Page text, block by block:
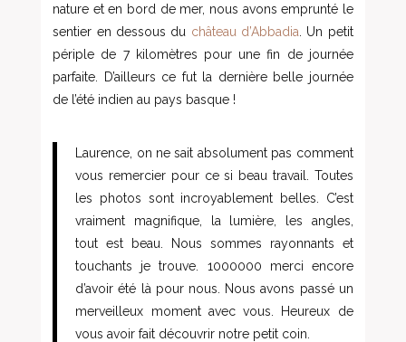
nature et en bord de mer, nous avons emprunté le
sentier en dessous du château d’Abbadia . Un petit
périple de 7 kilomètres pour une fin de journée
parfaite. D’ailleurs ce fut la dernière belle journée
de l’été indien au pays basque !
Laurence, on ne sait absolument pas comment
vous remercier pour ce si beau travail. Toutes
les photos sont incroyablement belles. C’est
vraiment magnifique, la lumière, les angles,
tout est beau. Nous sommes rayonnants et
touchants je trouve. 1000000 merci encore
d’avoir été là pour nous. Nous avons passé un
merveilleux moment avec vous. Heureux de
vous avoir fait découvrir notre petit coin.